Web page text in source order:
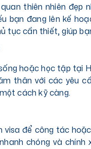
thiên nhiên đẹp
bạn đang lên kế
tục cần thiết, giúp
hoặc học tập tại
thân với các yêu
cách kỹ càng.
visa để công tác
chóng và